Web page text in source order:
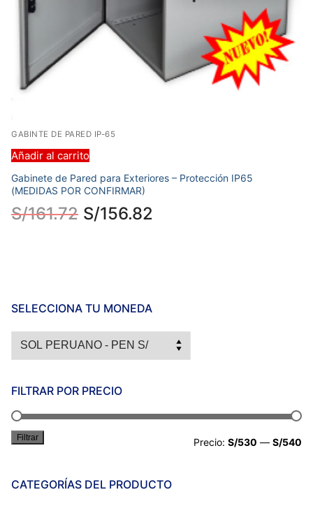
GABINTE DE PARED IP-65
Añadir al carrito
Gabinete de Pared para Exteriores – Protección IP65
(MEDIDAS POR CONFIRMAR)
S/161.72 S/156.82
SELECCIONA TU MONEDA
FILTRAR POR PRECIO
Filtrar Precio: S/530 — S/540
CATEGORÍAS DEL PRODUCTO